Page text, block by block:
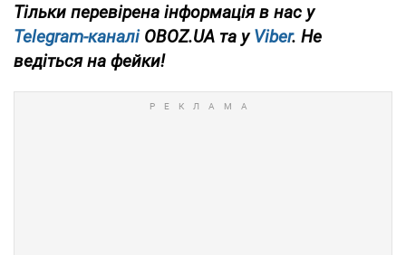
Тільки перевірена інформація в нас у
Telegram-каналіOBOZ.UA та уViber. Не
ведіться на фейки!